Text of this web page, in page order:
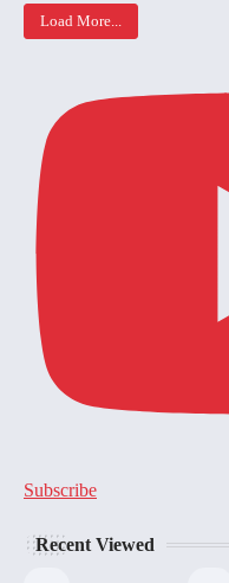
Load More...
Subscribe
Recent Viewed